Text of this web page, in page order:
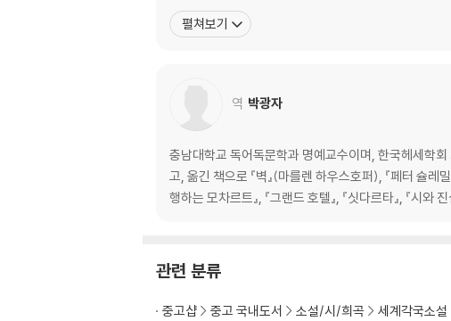
펼쳐보기
역 박광자
충남대학교 독어독문학과 명예교수이며, 한국헤세학회
고, 옮긴 책으로 『벽』(마를렌 하우스호퍼), 『페터 슐레
행하는 모차르트』, 『그랜드 호텔』, 『싯다르타』, 『시와
관련 분류
중고샵 중고 국내도서 소설/시/희곡 세계각국소설